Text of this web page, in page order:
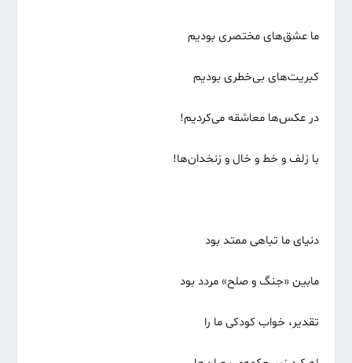
ما عشق‌های مختصری بودیم
کبریت‌های بی‌خطری بودیم
در عکس‌ها معاشقه می‌کردیم!
با زلف و خط و خال و زنخدان‌ها!
دنیای ما تباهی ممتد بود
مابین «جنگ و صلح» مردد بود
تقدیر، خواب کودکی ما را